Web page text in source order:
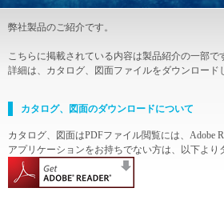
弊社製品のご紹介です。
こちらに掲載されている内容は製品紹介の一部で
詳細は、カタログ、図面ファイルをダウンロード
カタログ、図面のダウンロードについて
カタログ、図面はPDFファイル閲覧には、Adobe
アプリケーションをお持ちでない方は、以下よ